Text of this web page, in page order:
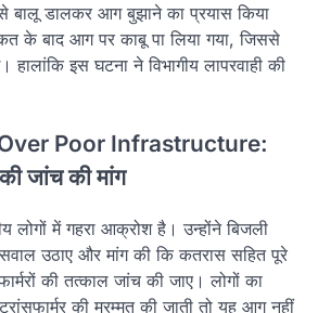
बालू डालकर आग बुझाने का प्रयास किया
के बाद आग पर काबू पा लिया गया, जिससे
हालांकि इस घटना ने विभागीय लापरवाही की
Poor Infrastructure:
की जांच की मांग
लोगों में गहरा आक्रोश है। उन्होंने बिजली
सवाल उठाए और मांग की कि कतरास सहित पूरे
की तत्काल जांच की जाए। लोगों का
की मरम्मत की जाती तो यह आग नहीं